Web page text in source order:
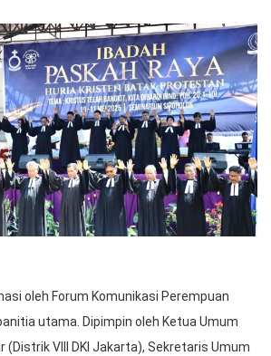
oleh Forum Komunikasi Perempuan
utama. Dipimpin oleh Ketua Umum
(Distrik VIII DKI Jakarta), Sekretaris Umum